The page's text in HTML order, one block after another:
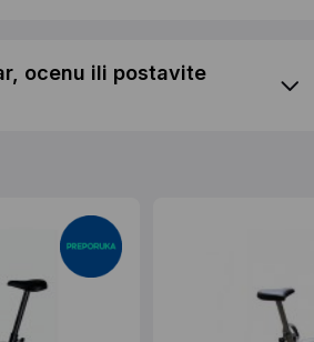
ocenu ili postavite